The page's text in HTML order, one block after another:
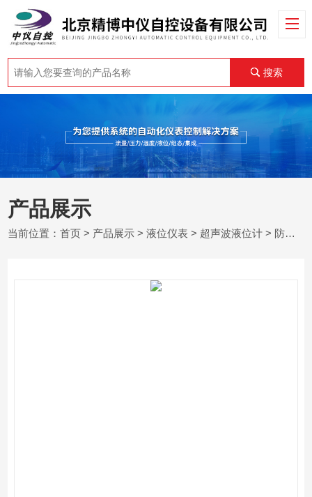
搜索
产品展示
当前位置：首页 > 产品展示 >液位仪表 > 超声波液位计 > 防腐型超声波液位计